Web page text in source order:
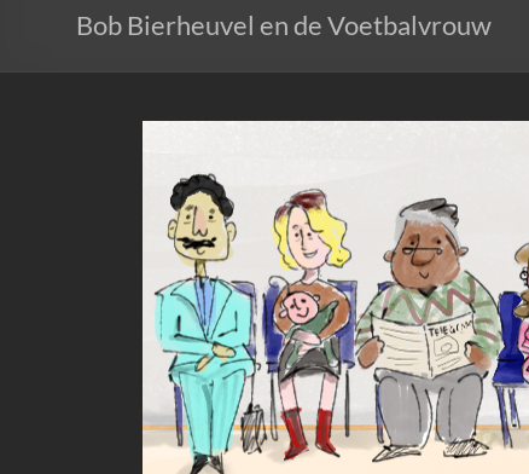
Bob Bierheuvel en de Voetbalvrouw